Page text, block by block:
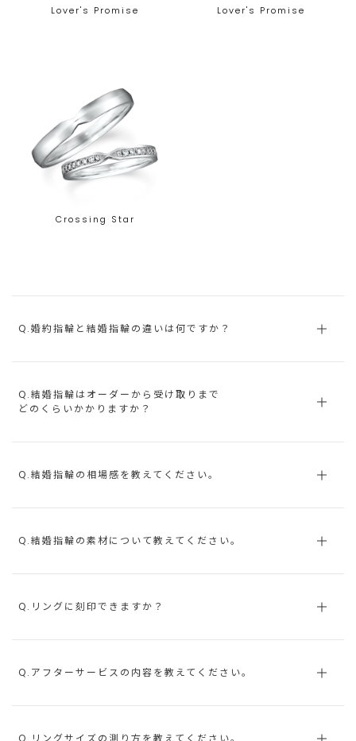
Lover's Promise Lover's Promise
Crossing Star
Q.婚約指輪と結婚指輪の違いは何ですか？
Q.結婚指輪はオーダーから受け取りまで
どのくらいかかりますか？
Q.結婚指輪の相場感を教えてください。
Q.結婚指輪の素材について教えてください。
Q.リングに刻印できますか？
Q.アフターサービスの内容を教えてください。
Q.リングサイズの測り方を教えてください。